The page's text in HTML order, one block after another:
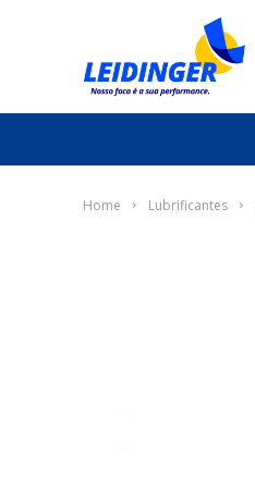
Home Lubrificantes